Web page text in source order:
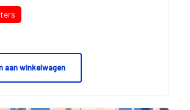
aan winkelwagen